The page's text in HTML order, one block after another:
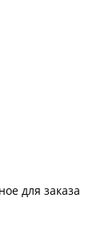
для заказа